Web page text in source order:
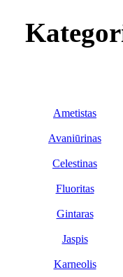
Ametistas
Avaniūrinas
Celestinas
Fluoritas
Gintaras
Jaspis
Karneolis